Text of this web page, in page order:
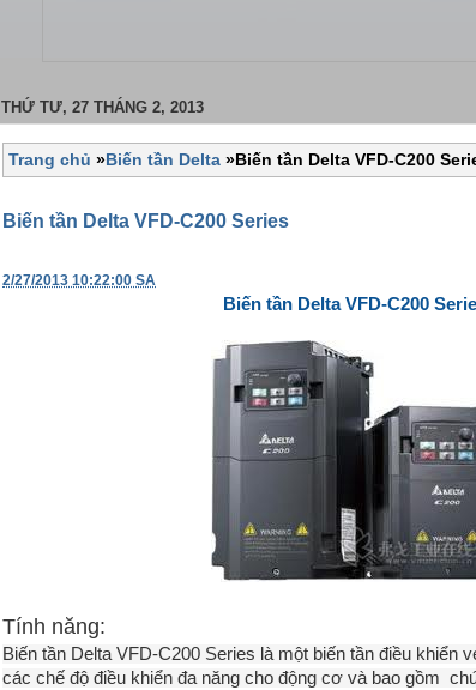
THỨ TƯ, 27 THÁNG 2, 2013
Trang chủ »Biến tần Delta »Biến tần Delta VFD-C200
Biến tần Delta VFD-C200 Series
2/27/2013 10:22:00 SA
Biến tần Delta VFD-C200
Tính năng:
Biến tần Delta VFD-C200 Series là một biến tần điều khiển
các chế độ điều khiển đa năng cho động cơ và bao gồm